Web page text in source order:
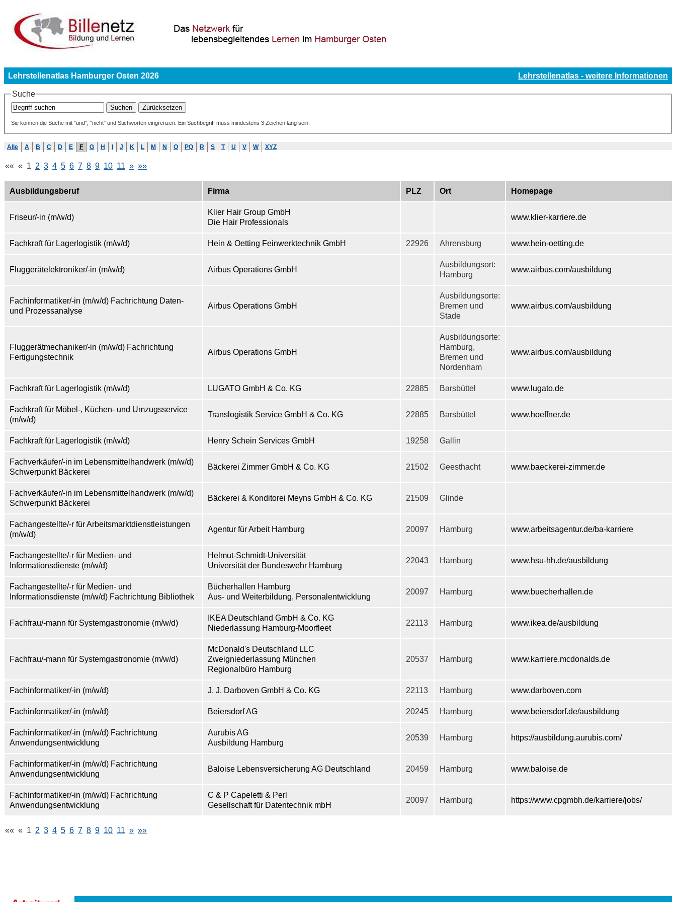
Lehrstellenatlas Hamburger Osten 2026 Lehrstellenatlas - weitere Informationen
Suche
Sie können die Suche mit "und", "nicht" und Stichworten eingrenzen. Ein Suchbegriff muss mindestens 3 Zeichen lang sein.
Alle A B C D E F G H J K L M N O PQ R S T U V W XYZ
«« « 1 2 3 4 5 6 7 8 9 10 11 » »»
Ausbildungsberuf Firma PLZ Ort Homepage
Friseur/-in (m/w/d)
Klier Hair Group GmbH
Die Hair Professionals
www.klier-karriere.de
Fachkraft für Lagerlogistik (m/w/d) Hein & Oetting Feinwerktechnik GmbH 22926 Ahrensburg www.hein-oetting.de
Fluggerätelektroniker/-in (m/w/d) Airbus Operations GmbH
Ausbildungsort:
Hamburg
www.airbus.com/ausbildung
Fachinformatiker/-in (m/w/d) Fachrichtung Daten-
und Prozessanalyse
Airbus Operations GmbH
Ausbildungsorte:
Bremen und
Stade
www.airbus.com/ausbildung
Fluggerätmechaniker/-in (m/w/d) Fachrichtung
Fertigungstechnik
Airbus Operations GmbH
Ausbildungsorte:
Hamburg,
Bremen und
Nordenham
www.airbus.com/ausbildung
Fachkraft für Lagerlogistik (m/w/d) LUGATO GmbH & Co. KG 22885 Barsbüttel www.lugato.de
Fachkraft für Möbel-, Küchen- und Umzugsservice
(m/w/d)
Translogistik Service GmbH & Co. KG 22885 Barsbüttel www.hoeffner.de
Fachkraft für Lagerlogistik (m/w/d) Henry Schein Services GmbH 19258 Gallin
Fachverkäufer/-in im Lebensmittelhandwerk (m/w/d)
Schwerpunkt Bäckerei
Bäckerei Zimmer GmbH & Co. KG 21502 Geesthacht www.baeckerei-zimmer.de
Fachverkäufer/-in im Lebensmittelhandwerk (m/w/d)
Schwerpunkt Bäckerei
Bäckerei & Konditorei Meyns GmbH & Co. KG 21509 Glinde
Fachangestellte/-r für Arbeitsmarktdienstleistungen
(m/w/d)
Agentur für Arbeit Hamburg 20097 Hamburg www.arbeitsagentur.de/ba-karriere
Fachangestellte/-r für Medien- und
Informationsdienste (m/w/d)
Helmut-Schmidt-Universität
Universität der Bundeswehr Hamburg
22043 Hamburg www.hsu-hh.de/ausbildung
Fachangestellte/-r für Medien- und
Informationsdienste (m/w/d) Fachrichtung Bibliothek
Bücherhallen Hamburg
Aus- und Weiterbildung, Personalentwicklung
20097 Hamburg www.buecherhallen.de
Fachfrau/-mann für Systemgastronomie (m/w/d)
IKEA Deutschland GmbH & Co. KG
Niederlassung Hamburg-Moorfleet
22113 Hamburg www.ikea.de/ausbildung
Fachfrau/-mann für Systemgastronomie (m/w/d)
McDonald's Deutschland LLC
Zweigniederlassung München
Regionalbüro Hamburg
20537 Hamburg www.karriere.mcdonalds.de
Fachinformatiker/-in (m/w/d) J. J. Darboven GmbH & Co. KG 22113 Hamburg www.darboven.com
Fachinformatiker/-in (m/w/d) Beiersdorf AG 20245 Hamburg www.beiersdorf.de/ausbildung
Fachinformatiker/-in (m/w/d) Fachrichtung
Anwendungsentwicklung
Aurubis AG
Ausbildung Hamburg
20539 Hamburg https://ausbildung.aurubis.com/
Fachinformatiker/-in (m/w/d) Fachrichtung
Anwendungsentwicklung
Baloise Lebensversicherung AG Deutschland 20459 Hamburg www.baloise.de
Fachinformatiker/-in (m/w/d) Fachrichtung
Anwendungsentwicklung
C & P Capeletti & Perl
Gesellschaft für Datentechnik mbH
20097 Hamburg https://www.cpgmbh.de/karriere/jobs/
«« « 1 2 3 4 5 6 7 8 9 10 11 » »»